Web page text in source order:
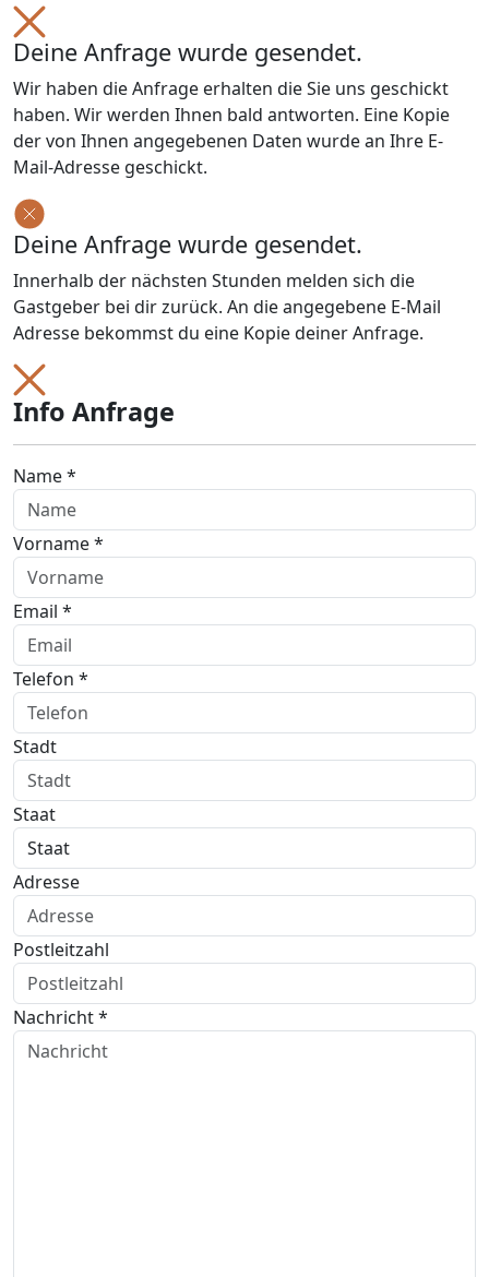
Deine Anfrage wurde gesendet.
Wir haben die Anfrage erhalten die Sie uns geschickt
haben. Wir werden Ihnen bald antworten. Eine Kopie
der von Ihnen angegebenen Daten wurde an Ihre E-
Mail-Adresse geschickt.
Deine Anfrage wurde gesendet.
Innerhalb der nächsten Stunden melden sich die
Gastgeber bei dir zurück. An die angegebene E-Mail
Adresse bekommst du eine Kopie deiner Anfrage.
Info Anfrage
Name *
Vorname *
Email *
Telefon *
Stadt
Staat
Adresse
Postleitzahl
Nachricht *